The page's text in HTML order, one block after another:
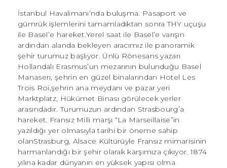
İstanbul Havalimanı’nda buluşma. Pasaport ve
gümrük işlemlerini tamamladıktan sonra THY uçuşu
ile Basel’e hareket.Yerel saat ile Basel’e varışın
ardından alanda bekleyen aracımız ile panoramik
şehir turumuz başlıyor. Ünlü Rönesans yazarı
Hollandalı Erasmus’un mezarının bulunduğu Basel
Manaserı, şehrin en güzel binalarından Hotel Les
Trois Roi,şehrin ana meydanı ve pazar yeri
Marktplatz, Hükümet Binası görülecek yerler
arasındadır. Turumuzun ardından Strasbourg’a
hareket. Fransız Milli marşı “La Marseillaise”in
yazıldığı yer olmasıyla tarihi bir öneme sahip
olanStrasburg, Alsace Kültürüyle Fransız mimarisinin
harmanlandığı bir şehir olarak karşımıza çıkıyor. 1874
yılına kadar dünyanın en yüksek yapısı olma